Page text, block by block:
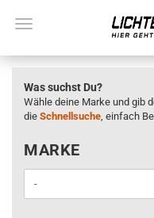
Was suchst Du?
Wähle deine Marke und gib
die Schnellsuche, einfach
MARKE
MARKE